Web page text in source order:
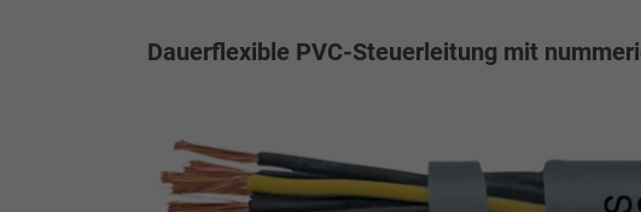
Dauerflexible PVC-Steuerleitung mit